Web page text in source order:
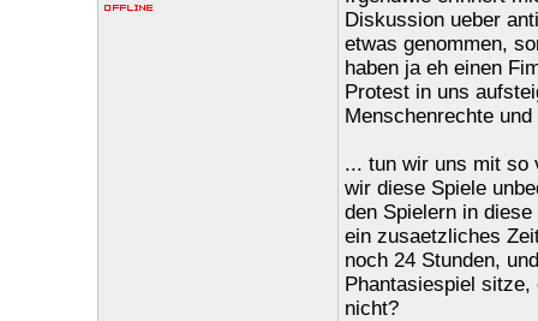
Diskussion ueber
etwas genommen,
haben ja eh einen
Protest in uns
Menschenrechte
... tun wir uns mit so
wir diese Spiele
den Spielern in
ein zusaetzliches
noch 24 Stunden,
Phantasiespiel
nicht?